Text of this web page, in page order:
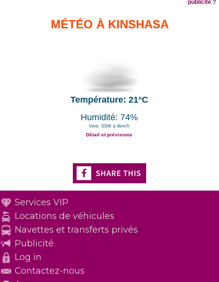
publicité ?
MÉTÉO À KINSHASA
Température: 21°C
Humidité: 74%
Vent: SSW à 4km/h
Détail et prévisions
Services VIP
Locations de véhicules
Navettes et transferts privés
Publicité
Log in
Contactez-nous